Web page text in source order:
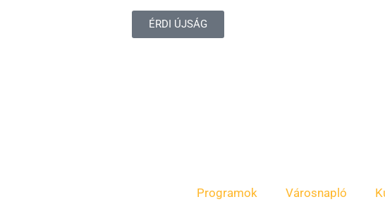
ÉRDI ÚJSÁG
Programok Városnapló